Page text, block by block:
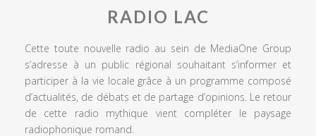
RADIO LAC
Cette toute nouvelle radio au sein de MediaOne Group
s’adresse à un public régional souhaitant s’informer et
participer à la vie locale grâce à un programme composé
d’actualités, de débats et de partage d’opinions. Le retour
de cette radio mythique vient compléter le paysage
radiophonique romand.